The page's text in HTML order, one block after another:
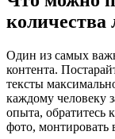
количества
Один из самых
контента.
тексты
каждому человеку
опыта, обратитесь
фото, монтировать